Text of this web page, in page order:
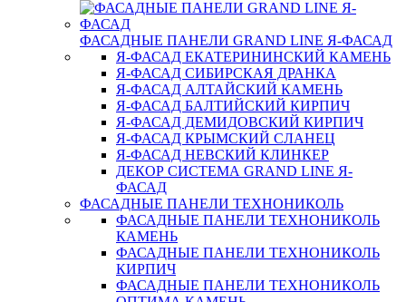
ФАСАДНЫЕ ПАНЕЛИ GRAND LINE Я-ФАСАД
Я-ФАСАД ЕКАТЕРИНИНСКИЙ КАМЕНЬ
Я-ФАСАД СИБИРСКАЯ ДРАНКА
Я-ФАСАД АЛТАЙСКИЙ КАМЕНЬ
Я-ФАСАД БАЛТИЙСКИЙ КИРПИЧ
Я-ФАСАД ДЕМИДОВСКИЙ КИРПИЧ
Я-ФАСАД КРЫМСКИЙ СЛАНЕЦ
Я-ФАСАД НЕВСКИЙ КЛИНКЕР
ДЕКОР СИСТЕМА GRAND LINE Я-
ФАСАД
ФАСАДНЫЕ ПАНЕЛИ ТЕХНОНИКОЛЬ
ФАСАДНЫЕ ПАНЕЛИ ТЕХНОНИКОЛЬ
КАМЕНЬ
ФАСАДНЫЕ ПАНЕЛИ ТЕХНОНИКОЛЬ
КИРПИЧ
ФАСАДНЫЕ ПАНЕЛИ ТЕХНОНИКОЛЬ